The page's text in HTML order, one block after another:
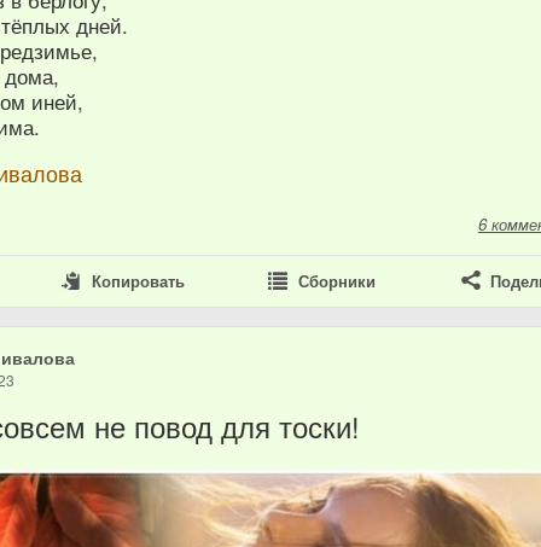
дней.
дома,
иней,
6
Копировать Сборники
не повод для тоски!